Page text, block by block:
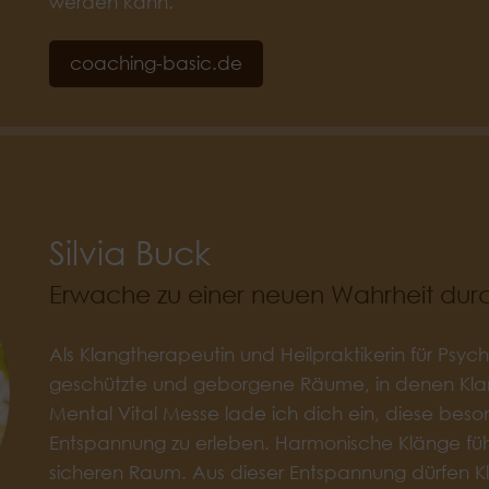
coaching-basic.de
Silvia Buck
Erwache zu einer neuen Wahrheit
Als Klangtherapeutin und Heilpraktikerin für
geschützte und geborgene Räume, in denen
Mental Vital Messe lade ich dich ein, diese
Entspannung zu erleben. Harmonische Klänge
sicheren Raum. Aus dieser Entspannung dürfen